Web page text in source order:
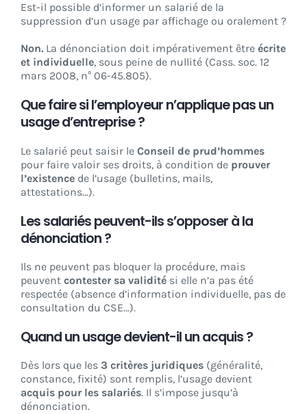
Est-il possible d’informer un salarié de la
suppression d’un usage par affichage ou oralement ?
Non. La dénonciation doit impérativement être écrite
et individuelle, sous peine de nullité (Cass. soc. 12
mars 2008, n° 06-45.805).
Que faire si l’employeur n’applique pas un
usage d’entreprise ?
Le salarié peut saisir le Conseil de prud’hommes
pour faire valoir ses droits, à condition de prouver
l’existence de l’usage (bulletins, mails,
attestations…).
Les salariés peuvent-ils s’opposer à la
dénonciation ?
Ils ne peuvent pas bloquer la procédure, mais
peuvent contester sa validité si elle n’a pas été
respectée (absence d’information individuelle, pas de
consultation du CSE…).
Quand un usage devient-il un acquis ?
Dès lors que les 3 critères juridiques (généralité,
constance, fixité) sont remplis, l’usage devient
acquis pour les salariés. Il s’impose jusqu’à
dénonciation.